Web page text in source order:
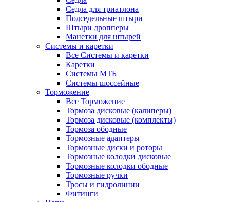
Седла для триатлона
Подседельные штыри
Штыри дропперы
Манетки для штырей
Системы и каретки
Все Системы и каретки
Каретки
Системы МТБ
Системы шоссейные
Торможение
Все Торможение
Тормоза дисковые (калиперы)
Тормоза дисковые (комплекты)
Тормоза ободные
Тормозные адаптеры
Тормозные диски и роторы
Тормозные колодки дисковые
Тормозные колодки ободные
Тормозные ручки
Тросы и гидролинии
Фитинги